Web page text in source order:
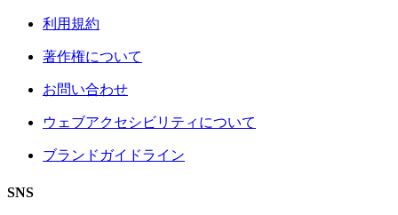
利用規約
著作権について
お問い合わせ
ウェブアクセシビリティについて
ブランドガイドライン
SNS